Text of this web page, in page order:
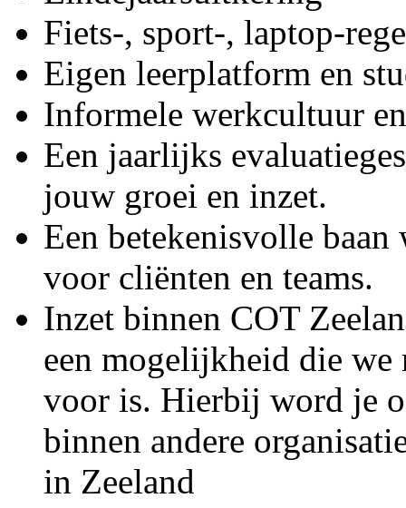
Fiets-, sport-, laptop-
Eigen leerplatform en
Informele werkcultuur
Een jaarlijks
jouw groei en inzet.
Een betekenisvolle
voor cliënten en teams.
Inzet binnen COT
een mogelijkheid die we
voor is. Hierbij word je
binnen andere
in Zeeland